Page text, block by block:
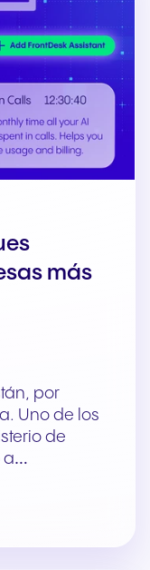
más
por
Uno de los
de
a…